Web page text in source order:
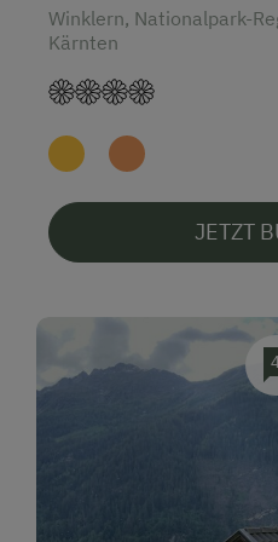
Winklern, Nationalpark-
Kärnten
JETZT